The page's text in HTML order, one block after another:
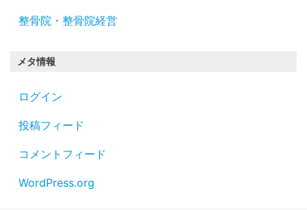
整骨院・整骨院経営
メタ情報
ログイン
投稿フィード
コメントフィード
WordPress.org